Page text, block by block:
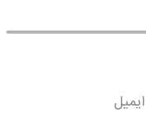
ایمیل